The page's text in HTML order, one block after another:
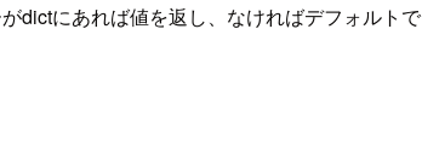
dictにあれば値を返し、なければデフォルトで